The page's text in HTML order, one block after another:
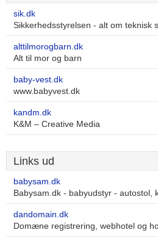
sik.dk
Sikkerhedsstyrelsen - alt om teknisk
alttilmorogbarn.dk
Alt til mor og barn
baby-vest.dk
www.babyvest.dk
kandm.dk
K&M – Creative Media
Links ud
babysam.dk
Babysam.dk - babyudstyr - autostol,
dandomain.dk
Domæne registrering, webhotel og